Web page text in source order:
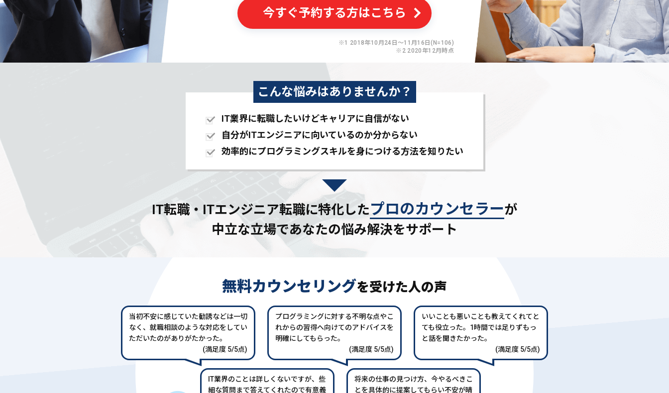
今すぐ予約する方はこちら
※1 2018年10月24日〜11月16日(N=106)
※2 2020年12月時点
こんな悩みはありませんか？
IT業界に転職したいけどキャリアに自信がない
自分がITエンジニアに向いているのか分からない
効率的にプログラミングスキルを身につける方法を知りたい
IT転職・ITエンジニア転職に特化したプロのカウンセラーが
中立な立場であなたの悩み解決をサポート
無料カウンセリングを受けた人の声
当初不安に感じていた勧誘などは一切
なく、就職相談のような対応をしてい
ただいたのがありがたかった。
(満足度 5/5点)
プログラミングに対する不明な点やこ
れからの習得へ向けてのアドバイスを
明確にしてもらった。
(満足度 5/5点)
いいことも悪いことも教えてくれてと
ても役立った。1時間では足りずもっ
と話を聞きたかった。
(満足度 5/5点)
IT業界のことは詳しくないですが、些
細な質問まで答えてくれたので有意義
将来の仕事の見つけ方、今やるべきこ
とを具体的に提案してもらい不安が晴